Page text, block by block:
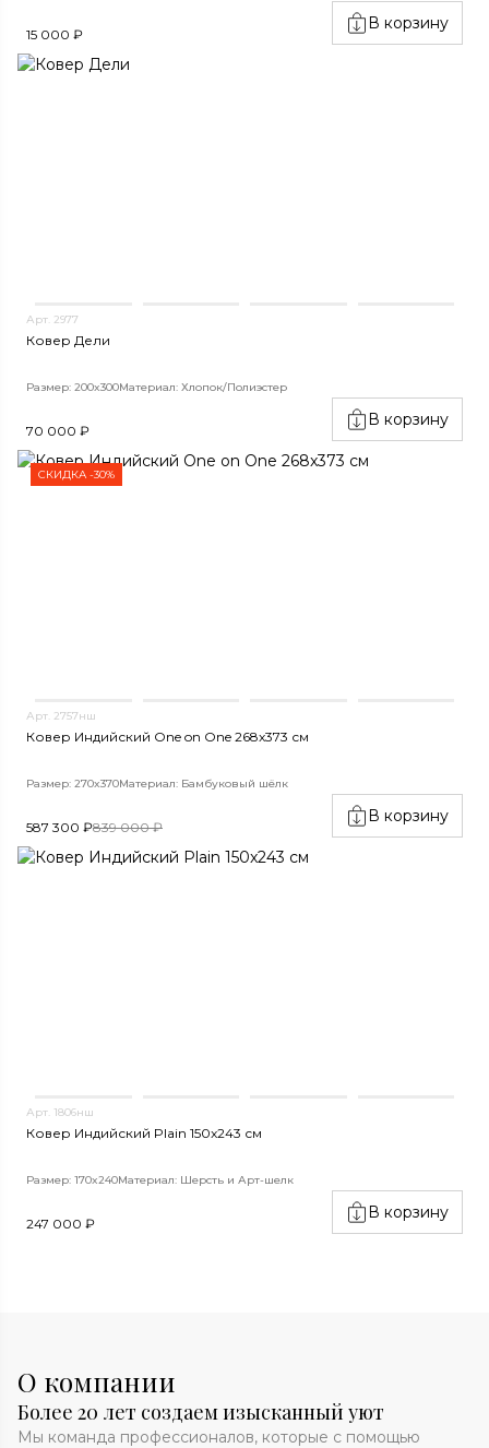
15 000 ₽
В корзину
Арт. 2977
Ковер Дели
Размер: 200x300Материал: Хлопок/Полиэстер
70 000 ₽
В корзину
СКИДКА -30%
Арт. 2757нш
Ковер Индийский One on One 268x373 см
Размер: 270x370Материал: Бамбуковый шёлк
587 300 ₽839 000 ₽
В корзину
Арт. 1806нш
Ковер Индийский Plain 150x243 см
Размер: 170x240Материал: Шерсть и Арт-шелк
247 000 ₽
В корзину
О компании
Более 20 лет создаем изысканный уют
Мы команда профессионалов, которые с помощью